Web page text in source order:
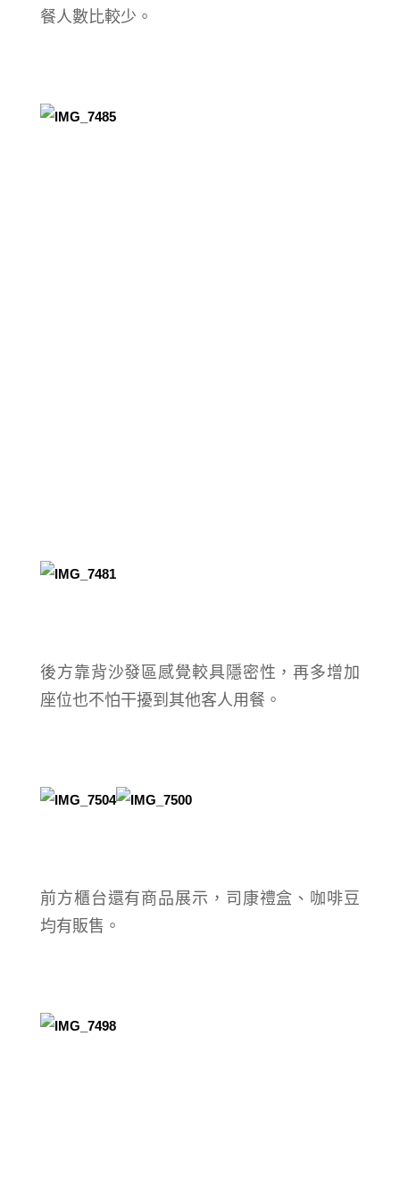
餐人數比較少。
後方靠背沙發區感覺較具隱密性，再多增加
座位也不怕干擾到其他客人用餐。
前方櫃台還有商品展示，司康禮盒、咖啡豆
均有販售。